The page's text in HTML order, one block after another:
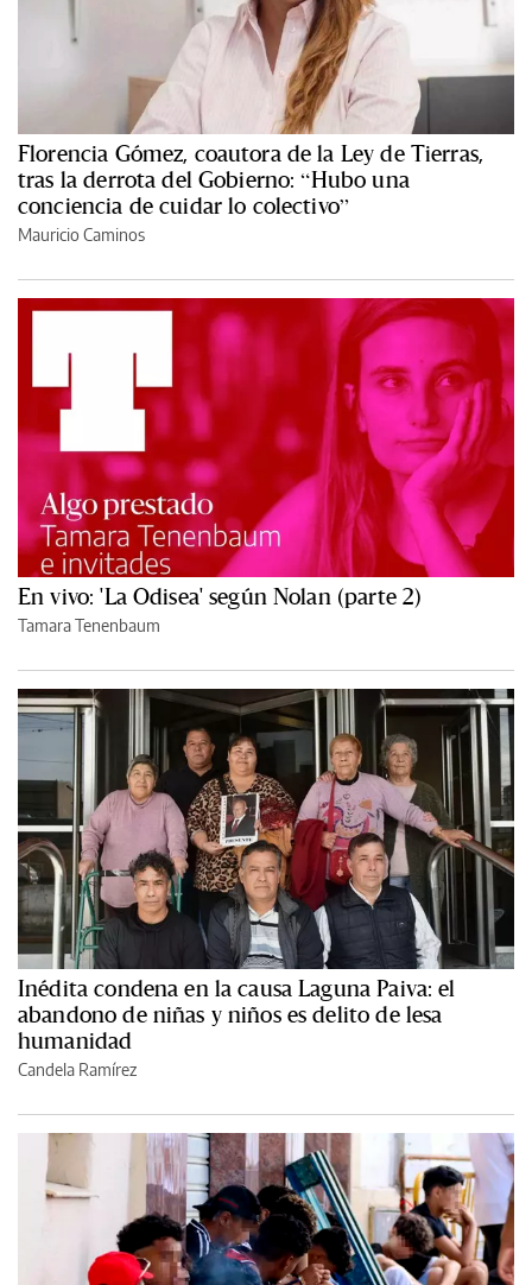
Florencia Gómez, coautora de la Ley de Tierras,
tras la derrota del Gobierno: “Hubo una
conciencia de cuidar lo colectivo”
Mauricio Caminos
En vivo: 'La Odisea' según Nolan (parte 2)
Tamara Tenenbaum
Inédita condena en la causa Laguna Paiva: el
abandono de niñas y niños es delito de lesa
humanidad
Candela Ramírez